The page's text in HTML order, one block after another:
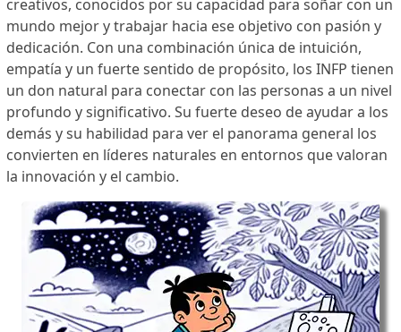
creativos, conocidos por su capacidad para soñar con un
mundo mejor y trabajar hacia ese objetivo con pasión y
dedicación. Con una combinación única de intuición,
empatía y un fuerte sentido de propósito, los INFP tienen
un don natural para conectar con las personas a un nivel
profundo y significativo. Su fuerte deseo de ayudar a los
demás y su habilidad para ver el panorama general los
convierten en líderes naturales en entornos que valoran
la innovación y el cambio.